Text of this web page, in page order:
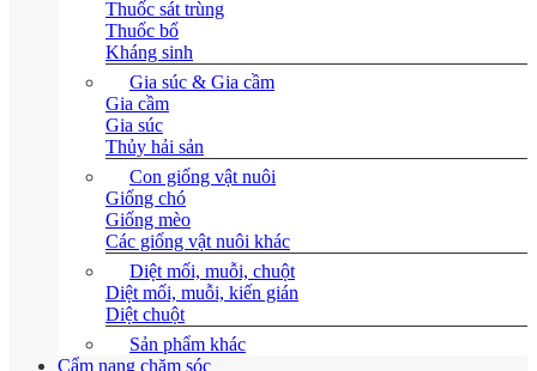
Thuốc sát trùng
Thuốc bổ
Kháng sinh
Gia súc & Gia cầm
Gia cầm
Gia súc
Thủy hải sản
Con giống vật nuôi
Giống chó
Giống mèo
Các giống vật nuôi khác
Diệt mối, muỗi, chuột
Diệt mối, muỗi, kiến gián
Diệt chuột
Sản phẩm khác
Cẩm nang chăm sóc